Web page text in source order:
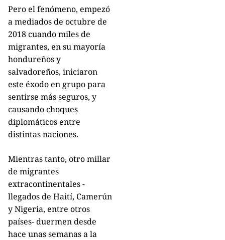
Pero el fenómeno, empezó
a mediados de octubre de
2018 cuando miles de
migrantes, en su mayoría
hondureños y
salvadoreños, iniciaron
este éxodo en grupo para
sentirse más seguros, y
causando choques
diplomáticos entre
distintas naciones.
Mientras tanto, otro millar
de migrantes
extracontinentales -
llegados de Haití, Camerún
y Nigeria, entre otros
países- duermen desde
hace unas semanas a la